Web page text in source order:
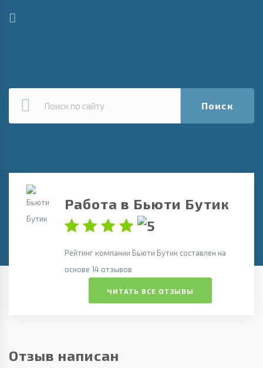
Поиск
Работа в Бьюти Бутик
Рейтинг компании Бьюти Бутик составлен на
основе 14 отзывов
ЧИТАТЬ ВСЕ ОТЗЫВЫ
Отзыв написан